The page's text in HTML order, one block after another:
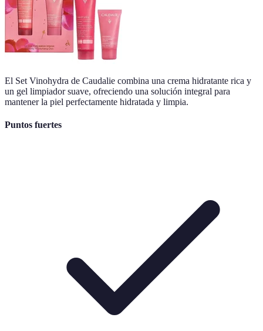
El Set Vinohydra de Caudalie combina una crema hidratante rica y
un gel limpiador suave, ofreciendo una solución integral para
mantener la piel perfectamente hidratada y limpia.
Puntos fuertes